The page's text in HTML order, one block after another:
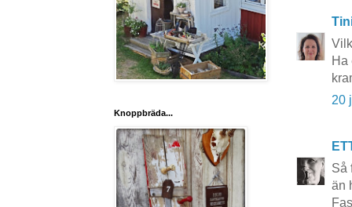
Ha
20
Så
än
Knoppbräda...